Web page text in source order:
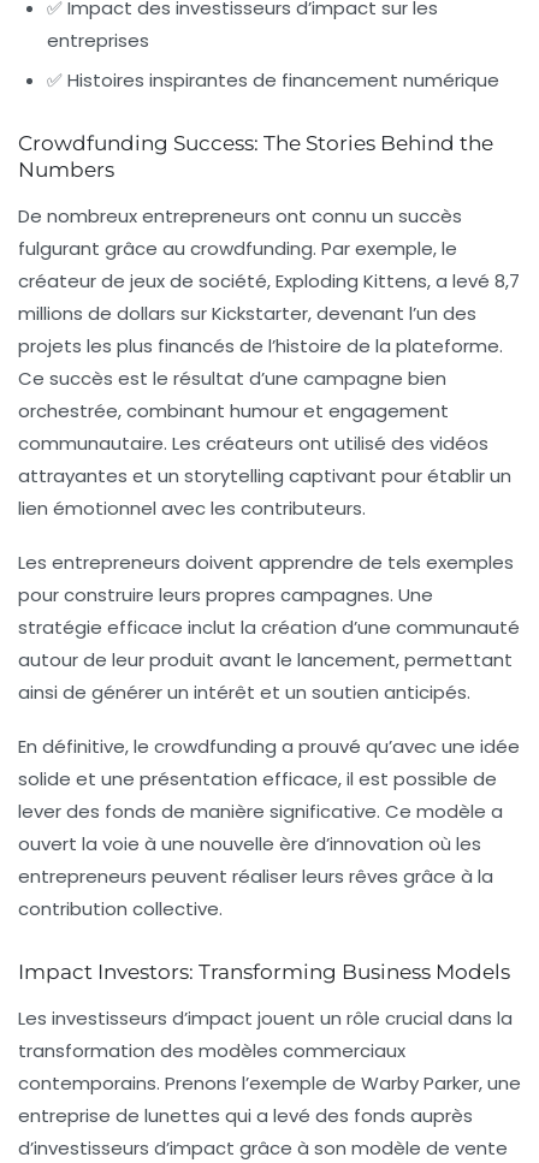
✅ Impact des investisseurs d’impact sur les
entreprises
✅ Histoires inspirantes de financement numérique
Crowdfunding Success: The Stories Behind the
Numbers
De nombreux entrepreneurs ont connu un succès
fulgurant grâce au crowdfunding. Par exemple, le
créateur de jeux de société, Exploding Kittens, a levé 8,7
millions de dollars sur Kickstarter, devenant l’un des
projets les plus financés de l’histoire de la plateforme.
Ce succès est le résultat d’une campagne bien
orchestrée, combinant humour et engagement
communautaire. Les créateurs ont utilisé des vidéos
attrayantes et un storytelling captivant pour établir un
lien émotionnel avec les contributeurs.
Les entrepreneurs doivent apprendre de tels exemples
pour construire leurs propres campagnes. Une
stratégie efficace inclut la création d’une communauté
autour de leur produit avant le lancement, permettant
ainsi de générer un intérêt et un soutien anticipés.
En définitive, le crowdfunding a prouvé qu’avec une idée
solide et une présentation efficace, il est possible de
lever des fonds de manière significative. Ce modèle a
ouvert la voie à une nouvelle ère d’innovation où les
entrepreneurs peuvent réaliser leurs rêves grâce à la
contribution collective.
Impact Investors: Transforming Business Models
Les investisseurs d’impact jouent un rôle crucial dans la
transformation des modèles commerciaux
contemporains. Prenons l’exemple de Warby Parker, une
entreprise de lunettes qui a levé des fonds auprès
d’investisseurs d’impact grâce à son modèle de vente